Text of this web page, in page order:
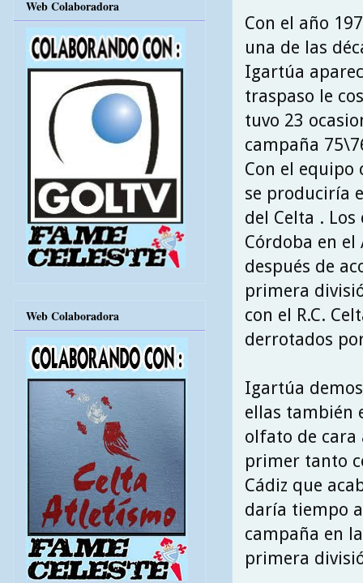
Con el año
una de las
Igartúa
traspaso le
tuvo 23
campaña
Con el equipo
se produciría
del Celta .
Córdoba en el
después de
primera
con el R.C.
derrotados
Igartúa
ellas también
olfato de cara
primer tanto
Cádiz que
daría tiempo
campaña en
primera
Web Colaboradora
Web Colaboradora